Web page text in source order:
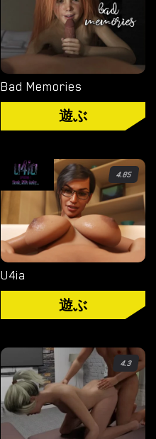
Bad Memories
遊ぶ
4.85
U4ia
遊ぶ
4.3